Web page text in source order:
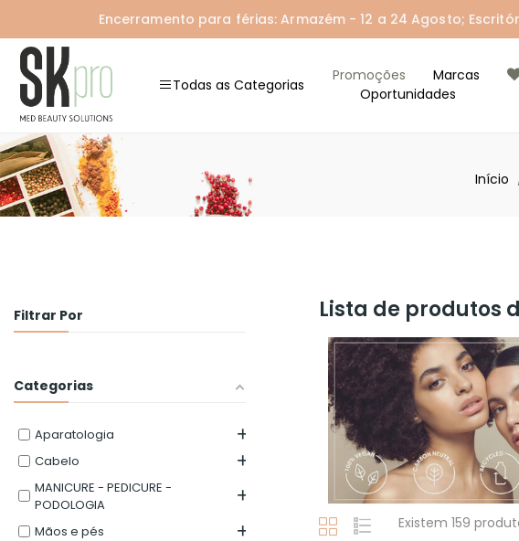
Encerramento para férias: Armazém - 12 a 24 Agosto;
Todas as Categorias
Promoções Marcas
Oportunidades
Início
Filtrar Por
Categorias
Aparatologia
Cabelo
MANICURE - PEDICURE -
PODOLOGIA
Mãos e pés
Lista de produtos
Existem 159